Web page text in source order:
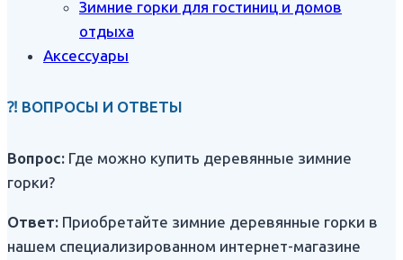
Зимние горки для гостиниц и домов
отдыха
Аксессуары
⁈ ВОПРОСЫ И ОТВЕТЫ
Вопрос: Где можно купить деревянные зимние
горки?
Ответ: Приобретайте зимние деревянные горки в
нашем специализированном интернет-магазине